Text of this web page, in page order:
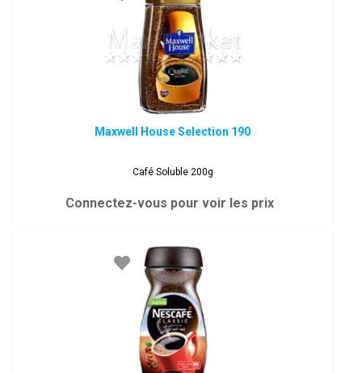
Maxwell House Selection 190
Café Soluble 200g
Connectez-vous pour voir les prix